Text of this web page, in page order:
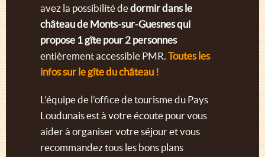
avez la possibilité dedormir dans le
château de Monts-sur-Guesnes qui
propose 1 gîte pour 2 personnes
entièrement accessible PMR. Toutes les
infos sur le gîte du château !
L’équipe de l’office de tourisme du Pays
Loudunais est à votre écoute pour vous
aider à organiser votre séjour et vous
recommandez tous les bons plans